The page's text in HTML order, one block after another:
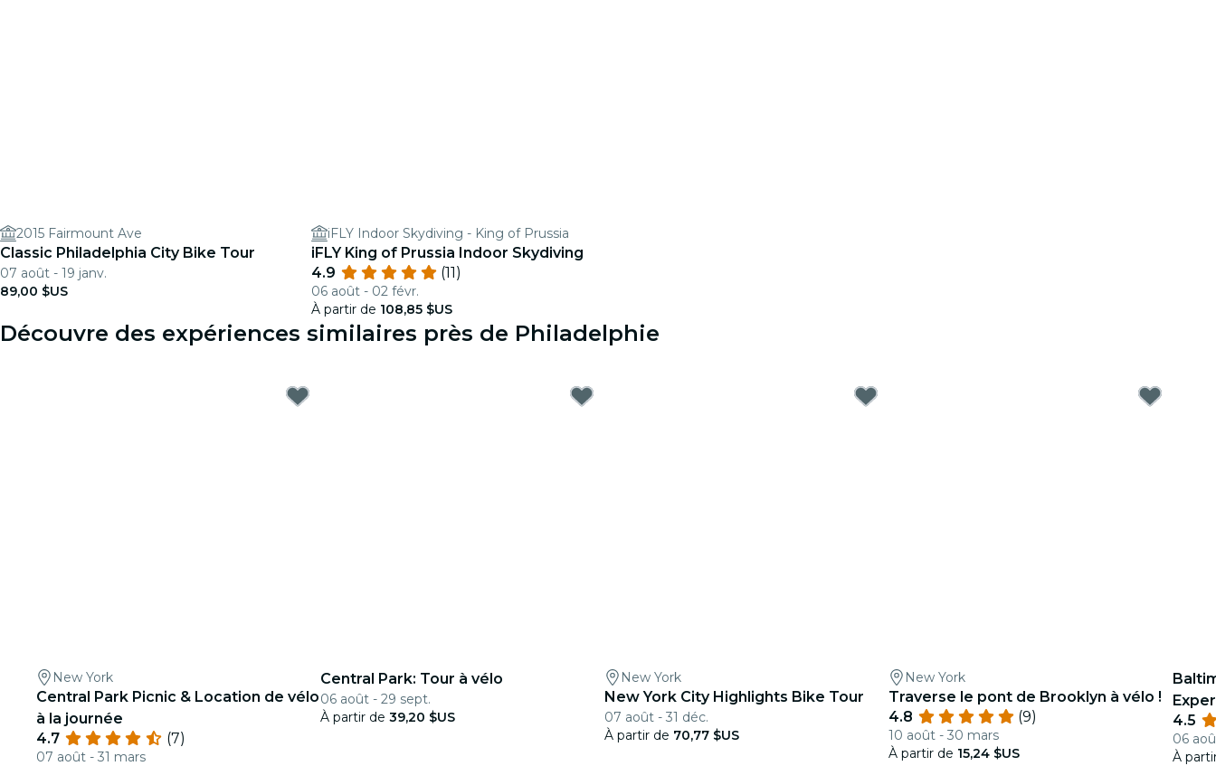
2015 Fairmount Ave
Classic Philadelphia City Bike Tour
07 août - 19 janv.
89,00 $US
iFLY Indoor Skydiving - King of Prussia
iFLY King of Prussia Indoor Skydiving
4.9
(11)
06 août - 02 févr.
À partir de 108,85 $US
Découvre des expériences similaires près de Philadelphie
New York
Central Park Picnic & Location de vélo
à la journée
4.7
(7)
07 août - 31 mars
Central Park: Tour à vélo
06 août - 29 sept.
À partir de 39,20 $US
New York
New York City Highlights Bike Tour
07 août - 31 déc.
À partir de 70,77 $US
New York
Traverse le pont de Brooklyn à vélo !
4.8
(9)
10 août - 30 mars
À partir de 15,24 $US
4.5
06
À